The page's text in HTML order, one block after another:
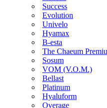
Success
Evolution
Univelo
Hyamax
B-esta
The Chaeum
Sosum
VOM (V.O.M.)
Bellast
Platinum
Hyaluform
Overage